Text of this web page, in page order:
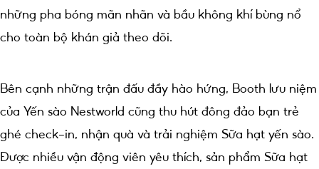
những pha bóng mãn nhãn và bầu không khí bùng nổ
cho toàn bộ khán giả theo dõi.
Bên cạnh những trận đấu đầy hào hứng, Booth lưu niệm
của Yến sào Nestworld cũng thu hút đông đảo bạn trẻ
ghé check-in, nhận quà và trải nghiệm Sữa hạt yến sào.
Được nhiều vận động viên yêu thích, sản phẩm Sữa hạt